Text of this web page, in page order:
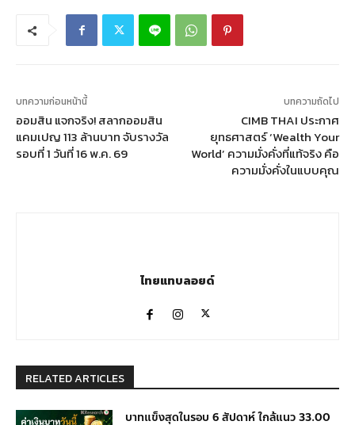
บทความก่อนหน้านี้
ออมสิน แจกจริง! สลากออมสิน
แคมเปญ 113 ล้านบาท จับรางวัล
รอบที่ 1 วันที่ 16 พ.ค. 69
บทความถัดไป
CIMB THAI ประกาศ
ยุทธศาสตร์ ‘Wealth Your
World’ ความมั่งคั่งที่แท้จริง คือ
ความมั่งคั่งในแบบคุณ
ไทยแทบลอยด์
RELATED ARTICLES
บาทแข็งสุดในรอบ 6 สัปดาห์ ใกล้แนว 33.00